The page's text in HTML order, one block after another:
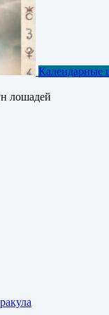
Календарные
лошадей